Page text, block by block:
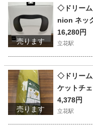
兵庫 尼崎市 立花駅
売ります
◇ドリーム
nion ネッ
品】
16,280円
立花駅
兵庫 尼崎市 立花駅
売ります
◇ドリーム
ケットチ
割引対象商
4,378円
立花駅